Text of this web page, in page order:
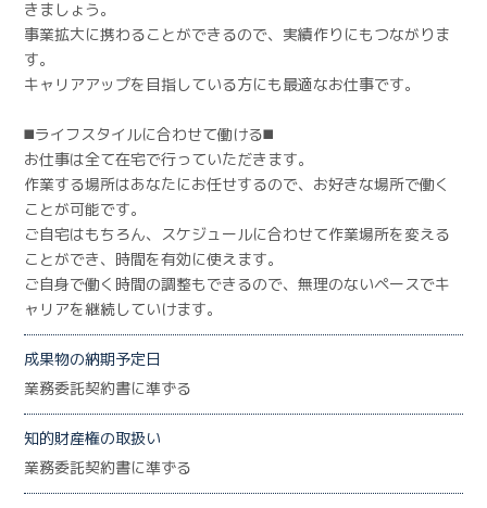
きましょう。
事業拡大に携わることができるので、実績作りにもつながりま
す。
キャリアアップを目指している方にも最適なお仕事です。
◼️ライフスタイルに合わせて働ける◼️
お仕事は全て在宅で行っていただきます。
作業する場所はあなたにお任せするので、お好きな場所で働く
ことが可能です。
ご自宅はもちろん、スケジュールに合わせて作業場所を変える
ことができ、時間を有効に使えます。
ご自身で働く時間の調整もできるので、無理のないペースでキ
ャリアを継続していけます。
成果物の納期予定日
業務委託契約書に準ずる
知的財産権の取扱い
業務委託契約書に準ずる